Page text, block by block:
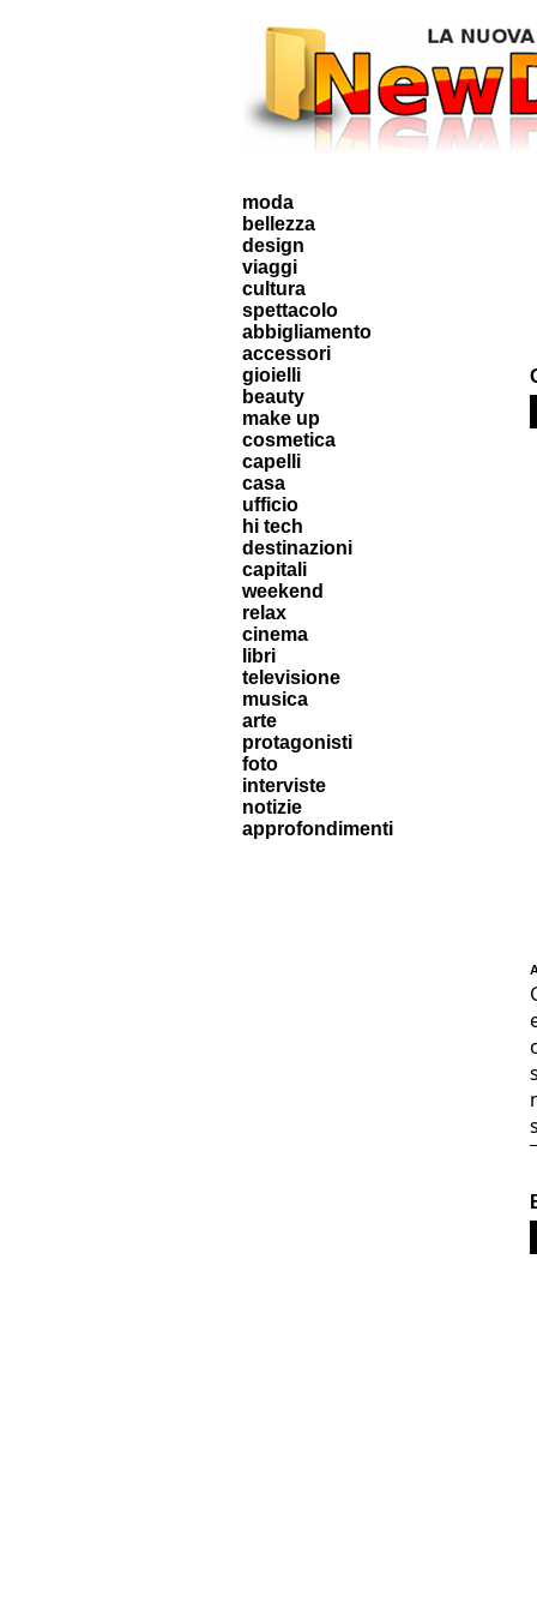
moda
bellezza
design
viaggi
cultura
spettacolo
abbigliamento
accessori
gioielli
beauty
make up
cosmetica
capelli
casa
ufficio
hi tech
destinazioni
capitali
weekend
relax
cinema
libri
televisione
musica
arte
protagonisti
foto
interviste
notizie
approfondimenti